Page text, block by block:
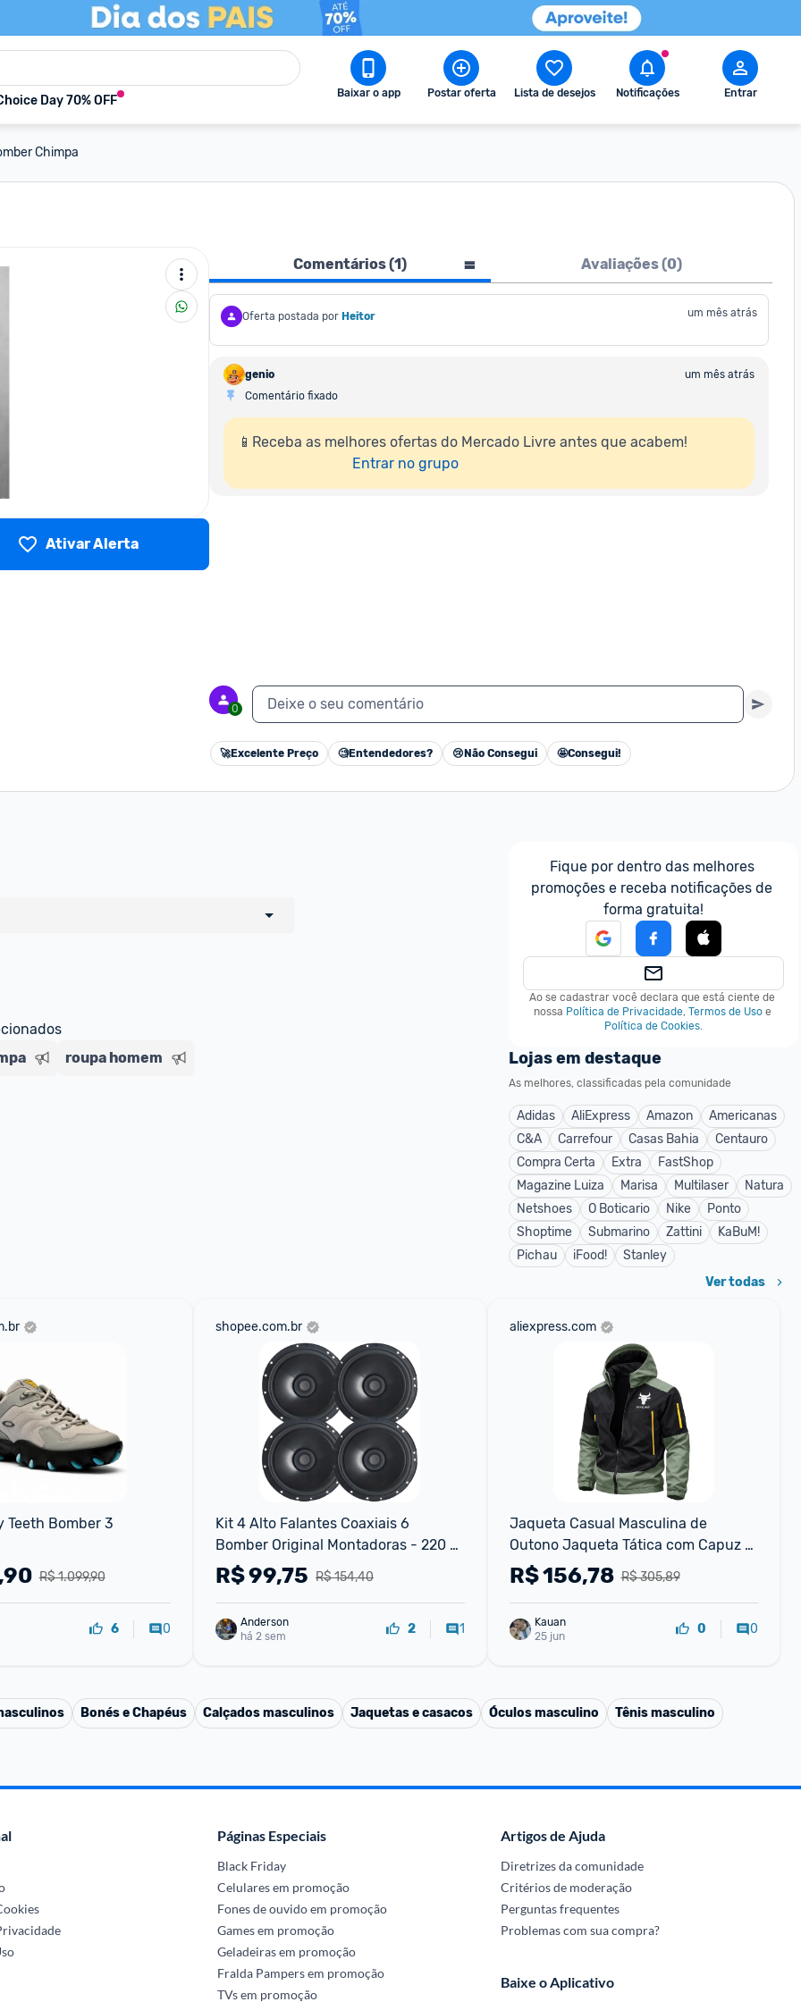
Day 70% OFF Baixar o app Postar oferta Lista de desejos Notificações Entrar
Chimpa
Ativar Alerta
Comentários (1) Avaliações (0)
Oferta postada por Heitor um mês atrás
genio
um mês atrás
Comentário fixado
📱Receba as melhores ofertas do Mercado Livre antes que acabem!
Entrar no grupo
0 Deixe o seu comentário
🚀Excelente Preço 🧐Entendedores? 😢 Não Consegui 🤩Consegui!
sinalizamos através da tag
roupa homem
Fique por dentro das melhores
promoções e receba notificações de
forma gratuita!
Ao se cadastrar você declara que está ciente de
nossa Política de Privacidade, Termos de Uso e
Política de Cookies.
Lojas em destaque
As melhores, classificadas pela comunidade
Adidas AliExpress Amazon
Americanas
C&A
Carrefour Casas Bahia
Centauro
Compra Certa
Extra
FastShop
Magazine Luiza
Marisa Multilaser
Natura
Netshoes
O Boticario Nike
Ponto
Shoptime
Submarino Zattini
KaBuM!
Pichau
iFood!
Stanley
Ver todas
Teeth Bomber 3
R$ 1.099,90
6 0
shopee.com.br
Kit 4 Alto Falantes Coaxiais 6
Bomber Original Montadoras - 220
Watts RMS
R$ 154,40
R$99,75
Anderson
há 2 sem
2 1
aliexpress.com
Jaqueta Casual Masculina de
Outono Jaqueta Tática com Capuz à
Prova de Vento Jaqueta Multi-Bolsos
Impermeável para
R$ 305,89
R$156,78
Kauan
25 jun
0 0
Bonés e Chapéus Calçados masculinos Jaquetas e casacos Óculos masculino Tênis masculino
Páginas Especiais
Black Friday
Celulares em promoção
Fones de ouvido em promoção
Games em promoção
Geladeiras em promoção
Fralda Pampers em promoção
TVs em promoção
Artigos de Ajuda
Diretrizes da comunidade
Critérios de moderação
Perguntas frequentes
Problemas com sua compra?
Baixe o Aplicativo